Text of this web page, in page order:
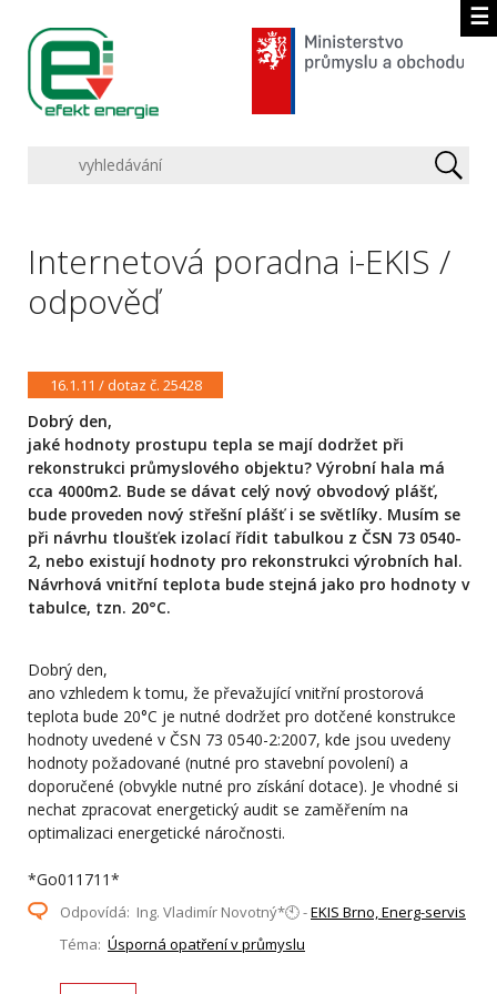
☰
Internetová poradna i-EKIS /
odpověď
16.1.11 / dotaz č. 25428
Dobrý den,
jaké hodnoty prostupu tepla se mají dodržet při
rekonstrukci průmyslového objektu? Výrobní hala má
cca 4000m2. Bude se dávat celý nový obvodový plášť,
bude proveden nový střešní plášť i se světlíky. Musím se
při návrhu tloušťek izolací řídit tabulkou z ČSN 73 0540-
2, nebo existují hodnoty pro rekonstrukci výrobních hal.
Návrhová vnitřní teplota bude stejná jako pro hodnoty v
tabulce, tzn. 20°C.
Dobrý den,
ano vzhledem k tomu, že převažující vnitřní prostorová
teplota bude 20°C je nutné dodržet pro dotčené konstrukce
hodnoty uvedené v ČSN 73 0540-2:2007, kde jsou uvedeny
hodnoty požadované (nutné pro stavební povolení) a
doporučené (obvykle nutné pro získání dotace). Je vhodné si
nechat zpracovat energetický audit se zaměřením na
optimalizaci energetické náročnosti.
*Go011711*
Odpovídá: Ing. Vladimír Novotný*🕙 -EKIS Brno, Energ-servis
Téma: Úsporná opatření v průmyslu